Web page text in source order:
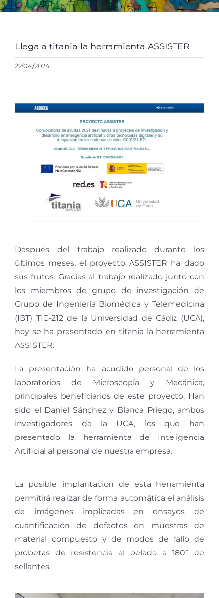
Llega a titania la herramienta ASSISTER
22/04/2024
Después del trabajo realizado durante los
últimos meses, el proyecto ASSISTER ha dado
sus frutos. Gracias al trabajo realizado junto con
los miembros de grupo de investigación de
Grupo de Ingeniería Biomédica y Telemedicina
(IBT) TIC-212 de la Universidad de Cádiz (UCA),
hoy se ha presentado en titania la herramienta
ASSISTER.
La presentación ha acudido personal de los
laboratorios de Microscopía y Mecánica,
principales beneficiarios de este proyecto. Han
sido el Daniel Sánchez y Blanca Priego, ambos
investigadores de la UCA, los que han
presentado la herramienta de Inteligencia
Artificial al personal de nuestra empresa.
La posible implantación de esta herramienta
permitirá realizar de forma automática el análisis
de imágenes implicadas en ensayos de
cuantificación de defectos en muestras de
material compuesto y de modos de fallo de
probetas de resistencia al pelado a 180° de
sellantes.